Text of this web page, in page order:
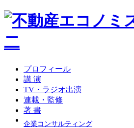
プロフィール
講 演
TV・ラジオ出演
連載・監修
著 書
企業コンサルティング